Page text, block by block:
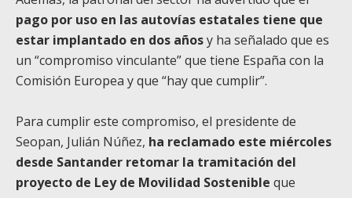
pago por uso en las autovías estatales tiene que
estar implantado en dos añosy ha señalado que es
un “compromiso vinculante” que tiene España con la
Comisión Europea y que “hay que cumplir”.
Para cumplir este compromiso, el presidente de
Seopan, Julián Núñez, ha reclamado este miércoles
desde Santander retomar la tramitación del
proyecto de Ley de Movilidad Sostenible que